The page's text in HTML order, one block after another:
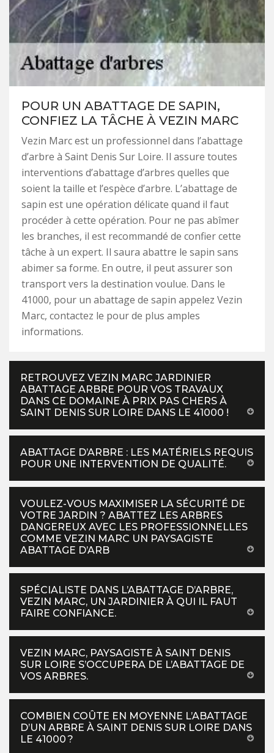
POUR UN ABATTAGE DE SAPIN,
CONFIEZ LA TÂCHE À VEZIN MARC
Vezin Marc est un professionnel dans l’abattage
d’arbre à Saint Denis Sur Loire. Il assure toutes
interventions d’abattage d’arbres quelles que
soient la taille et l’espèce d’arbre. L’abattage de
sapin est une opération délicate quand il faut
procéder à cette opération. Pour ne pas abîmer
les branches, il est recommandé de confier cette
tâche à un expert. Il saura abattre le sapin sans
abimer sa forme. En outre, il peut assurer son
transport vers la destination voulue. Dans le
41000, pour un abattage de sapin appelez Vezin
Marc, contactez le pour de plus amples
informations.
RETROUVEZ VEZIN MARC JARDINIER
ABATTAGE ARBRE POUR VOS TRAVAUX
DANS CE DOMAINE À PRIX PAS CHERS À
SAINT DENIS SUR LOIRE DANS LE 41000 !
ABATTAGE D’ARBRE : LES MATÉRIELS REQUIS
POUR UNE INTERVENTION DE QUALITÉ.
VOULEZ-VOUS MAXIMISER LA SÉCURITÉ DE
VOTRE JARDIN ? ABATTEZ LES ARBRES
DANGEREUX AVEC LES PROFESSIONNELLES
COMME VEZIN MARC UN PAYSAGISTE
ABATTAGE D’ARB
SPÉCIALISTE DANS L’ABATTAGE D’ARBRE,
VEZIN MARC, UN JARDINIER À QUI IL FAUT
FAIRE CONFIANCE.
VEZIN MARC, PAYSAGISTE À SAINT DENIS
SUR LOIRE S’OCCUPERA DE L’ABATTAGE DE
VOS ARBRES.
COMBIEN COÛTE EN MOYENNE L’ABATTAGE
D’UN ARBRE À SAINT DENIS SUR LOIRE DANS
LE 41000 ?